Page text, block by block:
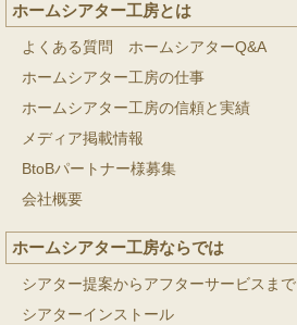
ホームシアター工房とは
よくある質問 ホームシアターQ&A
ホームシアター工房の仕事
ホームシアター工房の信頼と実績
メディア掲載情報
BtoBパートナー様募集
会社概要
ホームシアター工房ならでは
シアター提案からアフターサービスまで
シアターインストール